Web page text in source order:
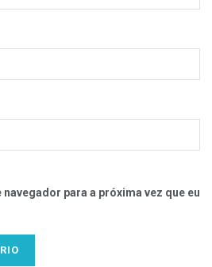
para a próxima vez que eu